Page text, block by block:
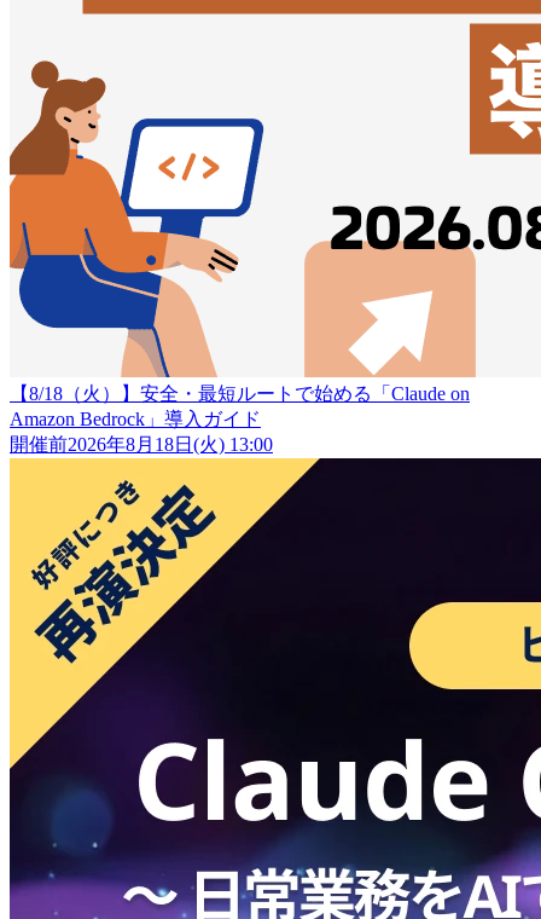
【8/18（火）】安全・最短ルートで始める「Claude on
Amazon Bedrock」導入ガイド
開催前2026年8月18日(火) 13:00